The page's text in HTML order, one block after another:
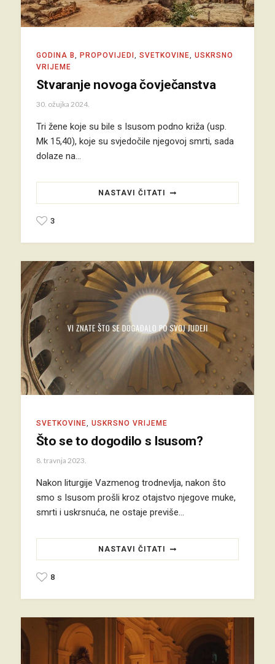
GODINA B PROPOVIJEDI SVETKOVINE
USKRSNO
VRIJEME
Stvaranje novoga čovječanstva
30. ožujka 2024.
Tri žene koje su bile s Isusom podno križa (usp.
Mk 15,40), koje su svjedočile njegovoj smrti, sada
dolaze na…
NASTAVI ČITATI
3
SVETKOVINE, USKRSNO VRIJEME
Što se to dogodilo s Isusom?
8. travnja 2023.
Nakon liturgije Vazmenog trodnevlja, nakon što
smo s Isusom prošli kroz otajstvo njegove muke,
smrti i uskrsnuća, ne ostaje previše…
NASTAVI ČITATI
8